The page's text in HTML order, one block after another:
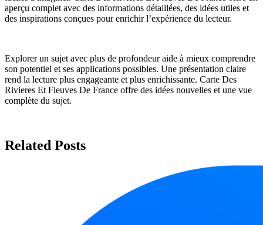
aperçu complet avec des informations détaillées, des idées utiles et
des inspirations conçues pour enrichir l’expérience du lecteur.
Explorer un sujet avec plus de profondeur aide à mieux comprendre
son potentiel et ses applications possibles. Une présentation claire
rend la lecture plus engageante et plus enrichissante. Carte Des
Rivieres Et Fleuves De France offre des idées nouvelles et une vue
complète du sujet.
Related Posts